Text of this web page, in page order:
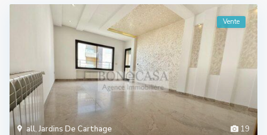
19
all,Jardins De Carthage
Vente